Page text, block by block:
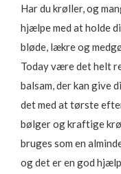
Har du krøller, og
hjælpe med at holde
bløde, lækre og
Today være det helt
balsam, der kan give
det med at tørste
bølger og kraftige
bruges som en
og det er en god